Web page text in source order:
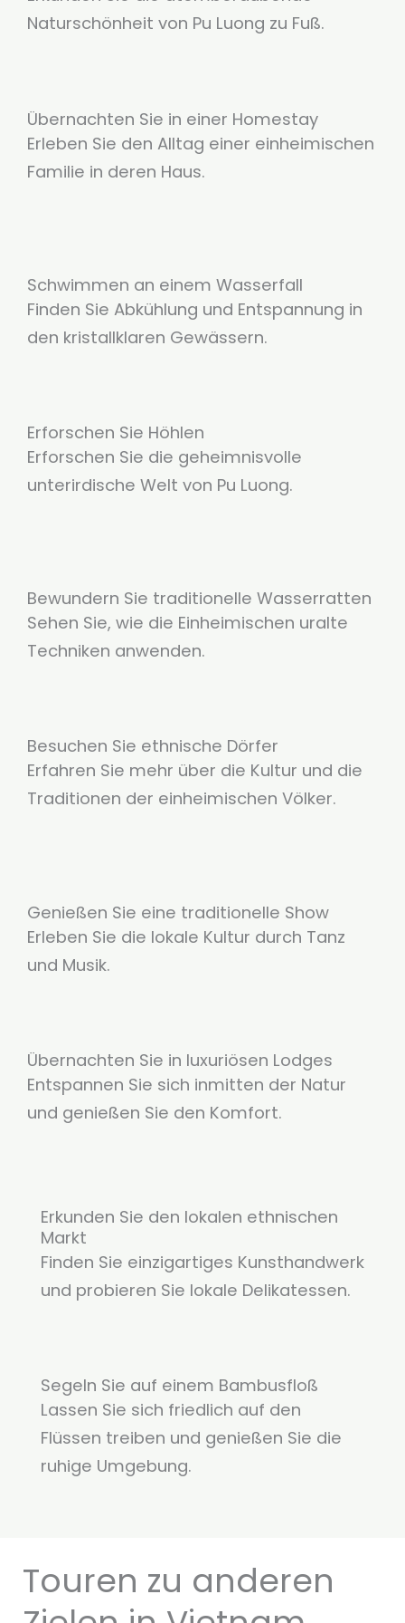
Naturschönheit von Pu Luong zu Fuß.
Übernachten Sie in einer Homestay
Erleben Sie den Alltag einer einheimischen
Familie in deren Haus.
Schwimmen an einem Wasserfall
Finden Sie Abkühlung und Entspannung in
den kristallklaren Gewässern.
Erforschen Sie Höhlen
Erforschen Sie die geheimnisvolle
unterirdische Welt von Pu Luong.
Bewundern Sie traditionelle Wasserratten
Sehen Sie, wie die Einheimischen uralte
Techniken anwenden.
Besuchen Sie ethnische Dörfer
Erfahren Sie mehr über die Kultur und die
Traditionen der einheimischen Völker.
Genießen Sie eine traditionelle Show
Erleben Sie die lokale Kultur durch Tanz
und Musik.
Übernachten Sie in luxuriösen Lodges
Entspannen Sie sich inmitten der Natur
und genießen Sie den Komfort.
Erkunden Sie den lokalen ethnischen
Markt
Finden Sie einzigartiges Kunsthandwerk
und probieren Sie lokale Delikatessen.
Segeln Sie auf einem Bambusfloß
Lassen Sie sich friedlich auf den
Flüssen treiben und genießen Sie die
ruhige Umgebung.
Touren zu anderen